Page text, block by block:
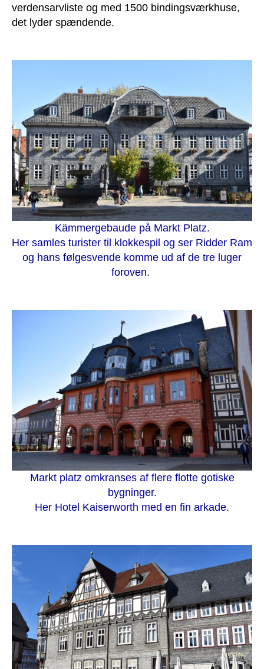
verdensarvliste og med 1500 bindingsværkhuse,
det lyder spændende.
Kämmergebaude på Markt Platz.
Her samles turister til klokkespil og ser Ridder Ram
og hans følgesvende komme ud af de tre luger
foroven.
Markt platz omkranses af flere flotte gotiske
bygninger.
Her Hotel Kaiserworth med en fin arkade.